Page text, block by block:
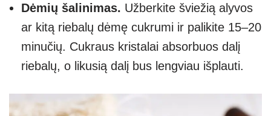
Dėmių šalinimas. Užberkite šviežią alyvos
ar kitą riebalų dėmę cukrumi ir palikite 15–20
minučių. Cukraus kristalai absorbuos dalį
riebalų, o likusią dalį bus lengviau išplauti.